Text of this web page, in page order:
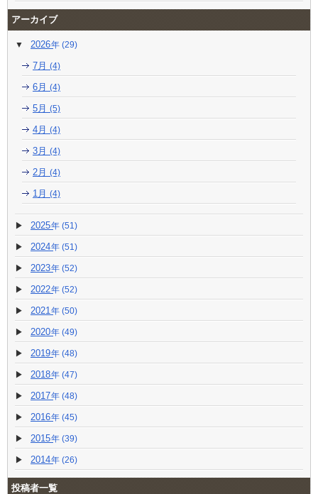
アーカイブ
2026 (29)
7月 (4)
6月 (4)
5月 (5)
4月 (4)
3月 (4)
2月 (4)
1月 (4)
2025 (51)
2024 (51)
2023 (52)
2022 (52)
2021 (50)
2020 (49)
2019 (48)
2018 (47)
2017 (48)
2016 (45)
2015 (39)
2014 (26)
投稿者一覧